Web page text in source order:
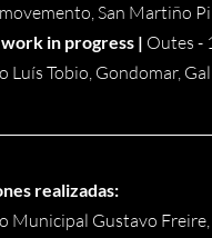
San Martiño
in progress | Outes -
Luís Tobio, Gondomar,
realizadas:
Municipal Gustavo Freire,